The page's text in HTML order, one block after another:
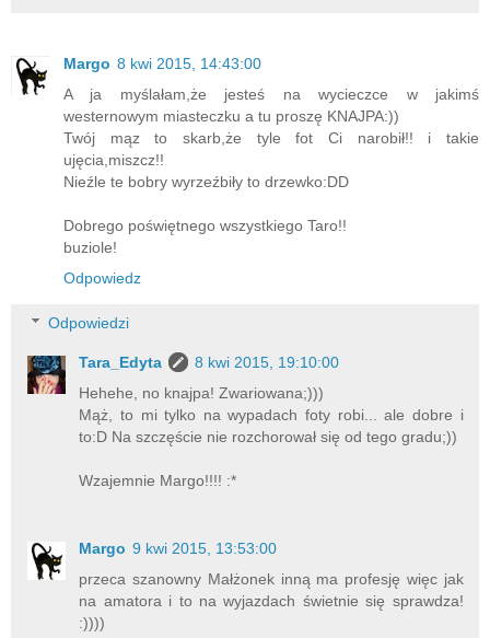
Margo 8 kwi 2015, 14:43:00
A ja myślałam,że jesteś na wycieczce w jakimś
westernowym miasteczku a tu proszę KNAJPA:))
Twój mąz to skarb,że tyle fot Ci narobił!! i takie
ujęcia,miszcz!!
Nieźle te bobry wyrzeźbiły to drzewko:DD
Dobrego poświętnego wszystkiego Taro!!
buziole!
Odpowiedz
Odpowiedzi
Tara_Edyta
8 kwi 2015, 19:10:00
Hehehe, no knajpa! Zwariowana;)))
Mąż, to mi tylko na wypadach foty robi... ale dobre i
to:D Na szczęście nie rozchorował się od tego gradu;))
Wzajemnie Margo!!!! :*
Margo 9 kwi 2015, 13:53:00
przeca szanowny Małżonek inną ma profesję więc jak
na amatora i to na wyjazdach świetnie się sprawdza!
:))))